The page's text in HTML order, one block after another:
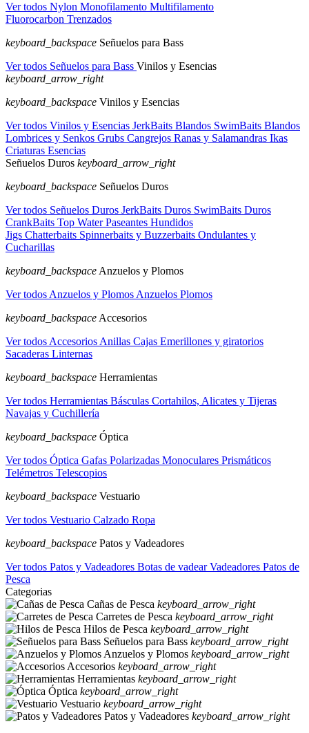
Ver todos Nylon Monofilamento Multifilamento
Fluorocarbon Trenzados
keyboard_backspace Señuelos para Bass
Ver todos Señuelos para Bass Vinilos y Esencias
keyboard_arrow_right
keyboard_backspace Vinilos y Esencias
Ver todos Vinilos y Esencias JerkBaits Blandos SwimBaits Blandos
Lombrices y Senkos Grubs Cangrejos Ranas y Salamandras Ikas
Criaturas Esencias
Señuelos Duros keyboard_arrow_right
keyboard_backspace Señuelos Duros
Ver todos Señuelos Duros JerkBaits Duros SwimBaits Duros
CrankBaits Top WaterPaseantes Hundidos
Jigs Chatterbaits Spinnerbaits y Buzzerbaits Ondulantes y
Cucharillas
keyboard_backspace Anzuelos y Plomos
Ver todos Anzuelos y Plomos Anzuelos Plomos
keyboard_backspace Accesorios
Ver todos Accesorios Anillas Cajas Emerillones y giratorios
Sacaderas Linternas
keyboard_backspace Herramientas
Ver todos Herramientas Básculas Cortahilos, Alicates y Tijeras
Navajas y Cuchillería
keyboard_backspace Óptica
Ver todos Óptica Gafas Polarizadas Monoculares Prismáticos
Telémetros Telescopios
keyboard_backspace Vestuario
Ver todos Vestuario Calzado Ropa
keyboard_backspace Patos y Vadeadores
Ver todos Patos y Vadeadores Botas de vadearVadeadores Patos de
Pesca
Categorias
Cañas de Pesca keyboard_arrow_right
Carretes de Pesca keyboard_arrow_right
Hilos de Pesca keyboard_arrow_right
Señuelos para Bass keyboard_arrow_right
Anzuelos y Plomos keyboard_arrow_right
Accesorios keyboard_arrow_right
Herramientas keyboard_arrow_right
Óptica keyboard_arrow_right
Vestuario keyboard_arrow_right
Patos y Vadeadores keyboard_arrow_right